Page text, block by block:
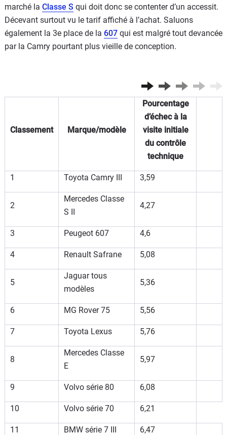
marché la Classe S qui doit donc se contenter d’un accessit.
Décevant surtout vu le tarif affiché à l’achat. Saluons
également la 3e place de la 607 qui est malgré tout devancée
par la Camry pourtant plus vieille de conception.
Classement Marque/modèle
Pourcentage
d’échec à la
visite initiale
du contrôle
technique
1 Toyota Camry III 3,59
2
Mercedes Classe
S II
4,27
3 Peugeot 607 4,6
4 Renault Safrane 5,08
5
Jaguar tous
modèles
5,36
6 MG Rover 75 5,56
7 Toyota Lexus 5,76
8
Mercedes Classe
E
5,97
9 Volvo série 80 6,08
10 Volvo série 70 6,21
11 BMW série 7 III 6,47